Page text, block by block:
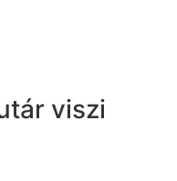
viszi